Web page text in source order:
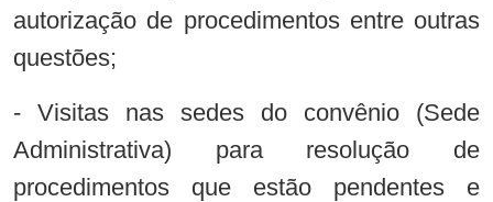
autorização de procedimentos entre outras
questões;
- Visitas nas sedes do convênio (Sede
Administrativa) para resolução de
procedimentos que estão pendentes e